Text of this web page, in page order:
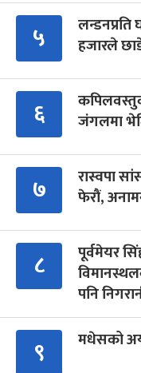
५
हजारले
६
जंगलमा
७
रास्वपा
फेरौं,
८
पूर्वमेयर
पनि
९ मधेसको